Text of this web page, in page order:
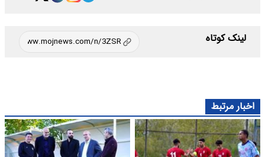
لینک کوتاه
اخبار مرتبط